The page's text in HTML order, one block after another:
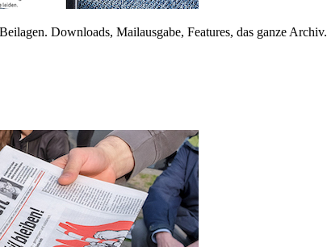
Downloads, Mailausgabe, Features, das ganze Archiv.